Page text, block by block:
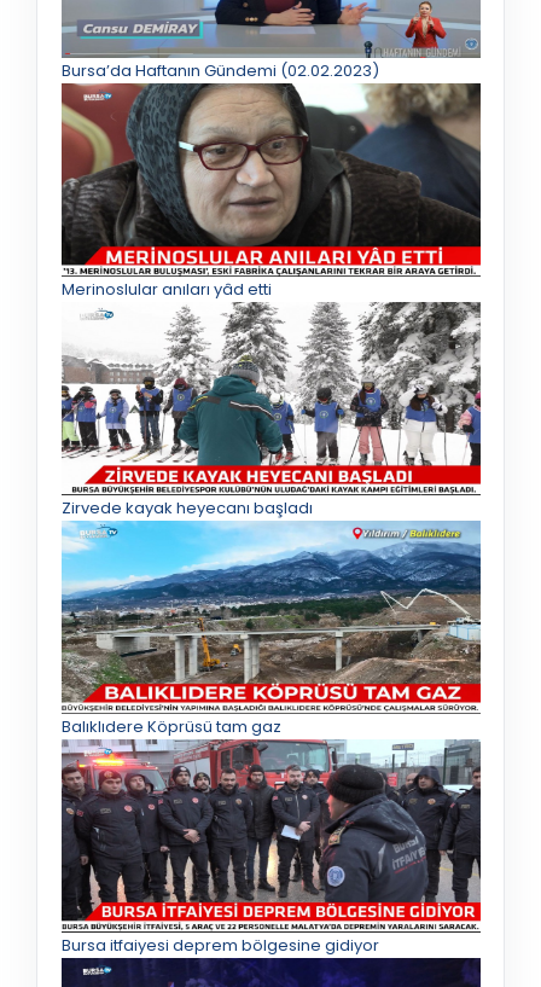
Bursa’da Haftanın Gündemi (02.02.2023)
Merinoslular anıları yâd etti
Zirvede kayak heyecanı başladı
Balıklıdere Köprüsü tam gaz
Bursa itfaiyesi deprem bölgesine gidiyor